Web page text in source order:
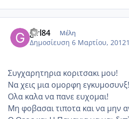
girl84 Μέλη
Δημοσίευση 6 Μαρτίου, 2012
Συγχαρητηρια κοριτσακι μου!
Να χεις μια ομορφη εγκυμοσυνξ!
Ολα καλα να πανε ευχομαι!
Μη φοβασαι τιποτα και να μην